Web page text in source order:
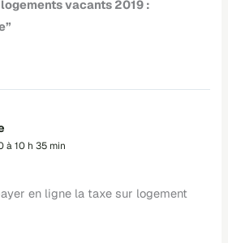
vacants 2019 :
à 10 h 35 min
en ligne la taxe sur logement